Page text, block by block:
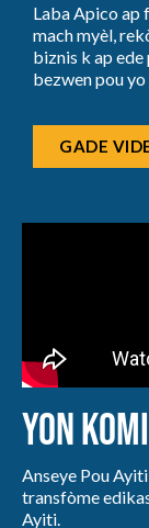
Laba Apico ap
mach myèl,
biznis k ap
bezwen pou
GADE
Yon
Anseye Pou
transfòme
Ayiti.